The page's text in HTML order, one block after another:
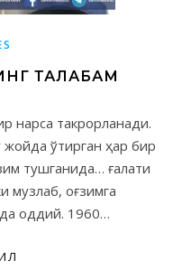
ТАЛАБАМ
ўтирган ҳар бир
тушганида… ғалати
музлаб, оғзимга
оддий. 1960…